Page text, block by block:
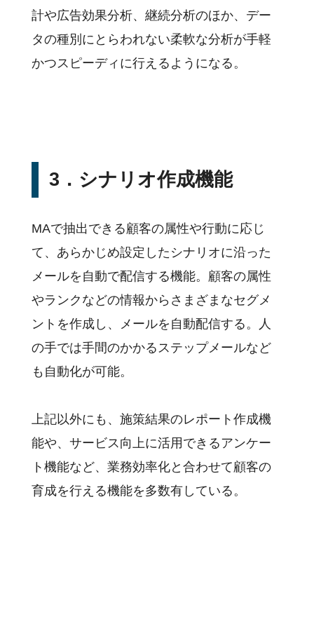
計や広告効果分析、継続分析のほか、デー
タの種別にとらわれない柔軟な分析が手軽
かつスピーディに行えるようになる。
3．シナリオ作成機能
MAで抽出できる顧客の属性や行動に応じ
て、あらかじめ設定したシナリオに沿った
メールを自動で配信する機能。顧客の属性
やランクなどの情報からさまざまなセグメ
ントを作成し、メールを自動配信する。人
の手では手間のかかるステップメールなど
も自動化が可能。
上記以外にも、施策結果のレポート作成機
能や、サービス向上に活用できるアンケー
ト機能など、業務効率化と合わせて顧客の
育成を行える機能を多数有している。